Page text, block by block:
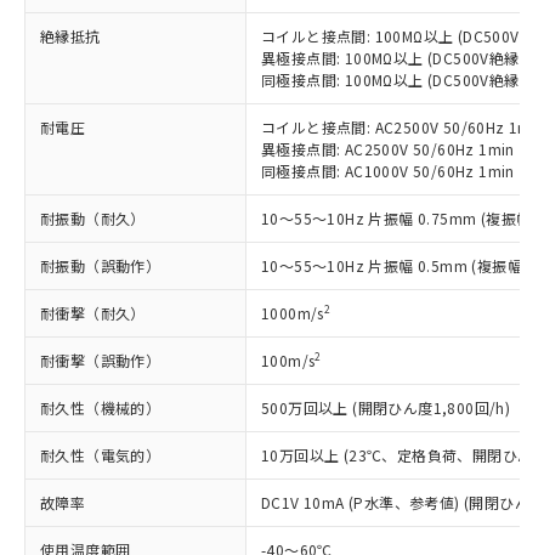
絶縁抵抗
コイルと接点間: 100MΩ以上 (DC500V絶
異極接点間: 100MΩ以上 (DC500V絶縁抵
同極接点間: 100MΩ以上 (DC500V絶縁抵
耐電圧
コイルと接点間: AC2500V 50/60Hz 1min
異極接点間: AC2500V 50/60Hz 1min
同極接点間: AC1000V 50/60Hz 1min
耐振動（耐久） 10～55～10Hz 片振幅 0.75mm (複振幅
耐振動（誤動作） 10～55～10Hz 片振幅 0.5mm (複振幅
耐衝撃（耐久） 1000m/s2
耐衝撃（誤動作） 100m/s2
耐久性（機械的） 500万回以上 (開閉ひん度1,800回/h)
耐久性（電気的） 10万回以上 (23℃、定格負荷、開閉ひん
故障率 DC1V 10mA (P水準、参考値) (開閉ひん
使用温度範囲 -40～60℃
本サービスの対象外となる商品もある
ことをご了承ください。
在庫状況および標準価格照会結果は、
記載している更新日時点での社内デー
タに基づき作成されるものであり、閲
覧された時点での実際の在庫および標
準価格とは異なる場合があることをご
正式な納期状況および標準価格はお客
様のお取引先、またはお客様担当のオ
ムロン制御機器販売店・当社販売員に
ご相談ください。
オムロン制御機器販売店や当社販売拠
点は「
販売ネットワーク
在庫状況および標準価格結果を当社の
事前の承諾なく第三者に漏洩または開
示しないようお願いします。
マイパーツ機能（部品リスト作成サー
ビス）をご利用いただくには、I-Web
仕入先様の事情により、非含有部品として
いたものが、含有品と判明した場合などや
むを得ず変更することがあります。
鉛(Pb) 1000ppm以下、 水銀(Hg) 1000ppm以下、 カド
ミウム(Cd) 100ppm以下、
六価クロム(Cr(Ⅵ)) 1000ppm以下、ポリ臭化ビフェニル
ル) (DEHP)(別名：DOP) 1000ppm以下、フタル酸ブチ
ルベンジル（BBP） 1000ppm以下、フタル酸ジブチル
（DBP） 1000ppm以下、フタル酸ジイソブチル
(DIBP) 1000ppm以下
適用除外項目は除く。
フタル酸エステル類の４物質については閾値を超える意
図的な使用がないことを確認しています。
※2 対応予定月
部品在庫の切り替え状況などにより、予定
月が前後することがあります。
「×」：最大均質材料含有率が中国RoHSの
基準値を超えていることを示します。
「－」：未確認です。当社販売部門へお問
*中国RoHS10物質の基準値 (GB/T26572)：
Pb(鉛) :1000ppm、 Hg(水銀) : 1000ppm、 Cd(カドミウ
Cr(Ⅵ)(六価クロム) : 1000ppm、 PBBs(ポリ臭化ビフェ
ニル類) : 1000ppm、 PBDEs(ポリ臭化ジフェニルエーテ
ル類) : 1000ppm、
DBP(フタル酸ジブチル) : 1000ppm、 DIBP(フタル酸ジ
イソブチル) : 1000ppm、 BBP(フタル酸ブチルベンジ
DEHP(フタル酸ビス(2-エチルヘキシル)) : 1000ppm
※2 環境保護使用期限
「ｅ」：有害物質（10物質）のすべてが基
準値以下であることを示します。
「10」：通常の使用状況下において有害物
質が外部に漏えいし、環境に深刻な影響を
及ぼさない年数を意味します。
「－」：未確認です。当社販売部門へお問
当社は、これら貴社製品のうち、外国
為替および外国貿易法に定める商品
（以下｢規制貨物等」という）を輸出
または国外への提供する場合は、日本
国政府の輸出許可(または役務取引許
可)を取得するなどの必要な手続きを
当社は規制貨物を破棄する場合は、完
全に破砕するなど、違法に輸出されな
いよう必要な手段を講じます。
当社は貴社製品を、核兵器、ミサイ
ル、化学兵器、生物兵器またはその他
武器並びにこれらの製造装置等に一切
使用いたしません。
当社は、貴社製品を第三者に販売する
場合は、上記1、2および3の内容を当
該第三者に通知します。また当社は、
販売先および販売に係わる関係者が違
法に輸出するおそれがある場合は、取
り引きをいたしません。
○ 一定数以上の在庫あり
△ 一定数には満たないが在庫あり
－
在庫なし(最新の在庫状況につ
いては、お客様のお取引先、ま
たはお客様担当のオムロン制御
機器販売店・当社販売員にご確
認ください)
情報を公開していない機種